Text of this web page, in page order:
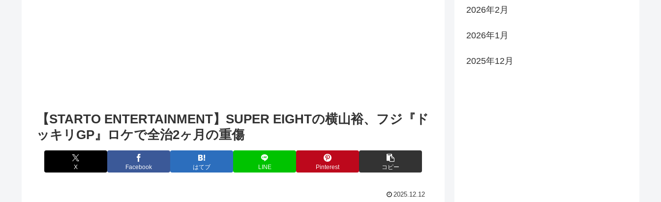
【STARTO ENTERTAINMENT】SUPER EIGHTの横山裕、フジ『ド
ッキリGP』ロケで全治2ヶ月の重傷
X Facebook はてブ LINE Pinterest コピー
2025.12.12
2026年2月
2026年1月
2025年12月